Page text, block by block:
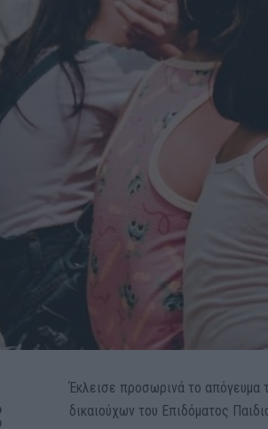
Έκλεισε προσωρινά το απόγευμα
δικαιούχων του Επιδόματος